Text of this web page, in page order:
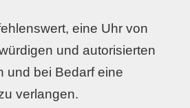
eine Uhr von
und autorisierten
und bei Bedarf eine
verlangen.